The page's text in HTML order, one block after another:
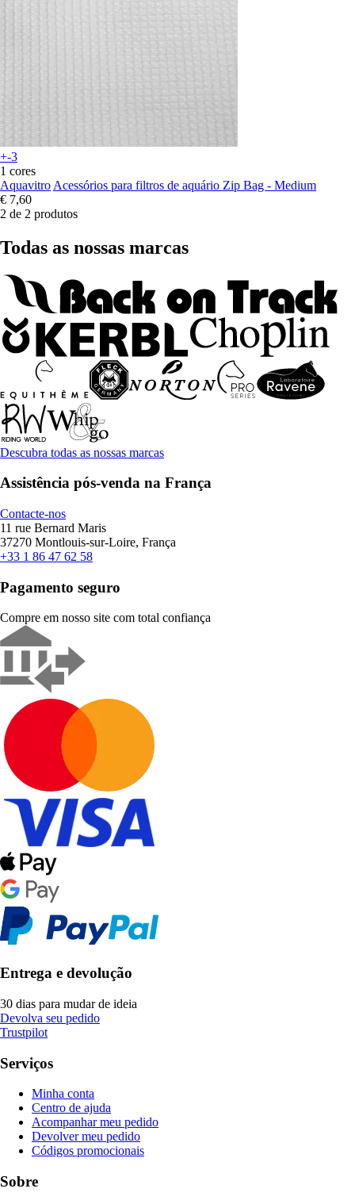
+-3
1 cores
Aquavitro Acessórios para filtros de aquário Zip Bag - Medium
€ 7,60
2 de 2 produtos
Todas as nossas marcas
Descubra todas as nossas marcas
Assistência pós-venda na França
Contacte-nos
11 rue Bernard Maris
37270 Montlouis-sur-Loire, França
+33 1 86 47 62 58
Pagamento seguro
Compre em nosso site com total confiança
Entrega e devolução
30 dias para mudar de ideia
Devolva seu pedido
Trustpilot
Serviços
Minha conta
Centro de ajuda
Acompanhar meu pedido
Devolver meu pedido
Códigos promocionais
Sobre